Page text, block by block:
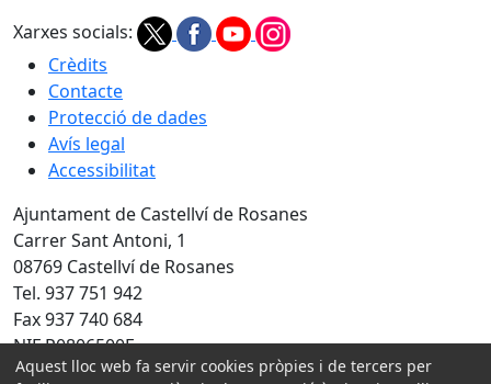
Xarxes socials:
Crèdits
Contacte
Protecció de dades
Avís legal
Accessibilitat
Ajuntament de Castellví de Rosanes
Carrer Sant Antoni, 1
08769 Castellví de Rosanes
Tel. 937 751 942
Fax 937 740 684
NIF P0806500E
Aquest lloc web fa servir cookies pròpies i de tercers per